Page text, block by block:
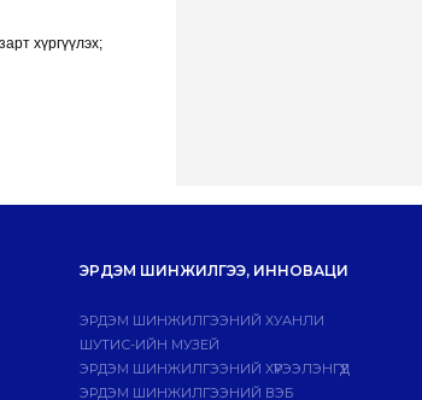
хүргүүлэх;
ЭРДЭМ ШИНЖИЛГЭЭ, ИННОВАЦИ
ЭРДЭМ ШИНЖИЛГЭЭНИЙ ХУАНЛИ
ШУТИС-ИЙН МУЗЕЙ
ЭРДЭМ ШИНЖИЛГЭЭНИЙ ХҮРЭЭЛЭНГҮҮД
ЭРДЭМ ШИНЖИЛГЭЭНИЙ ВЭБ